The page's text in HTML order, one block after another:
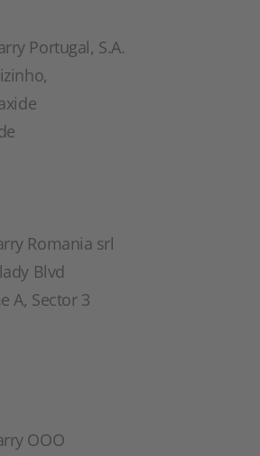
Portugal, S.A.
Romania srl
Blvd
A, Sector 3
OOO